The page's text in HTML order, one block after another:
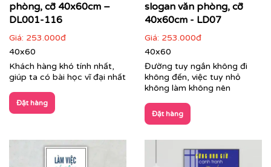
Tranh động lực & Tranh slogan:Những câu nói truyền
cảm hứng, những thông điệp kinh doanh cốt lõi được
thiết kế với phong cách typography hiện đại, mạnh mẽ.
Đây là giải pháp hoàn hảo để thúc đẩy tinh thần làm
việc, gắn kết đội ngũ và nhắc nhở nhân viên về mục tiêu
chung mỗi ngày.
phòng, cỡ 40x60cm –
DL001-116
Giá: 253.000đ
40x60
Khách hàng khó tính nhất,
giúp ta có bài học vĩ đại nhất
Đặt hàng
slogan văn phòng, cỡ
40x60cm - LD07
Giá: 253.000đ
40x60
Đường tuy ngắn không đi
không đến, việc tuy nhỏ
không làm không nên
Đặt hàng